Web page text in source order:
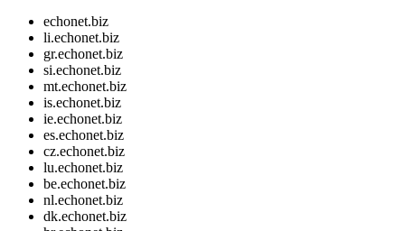
echonet.biz
li.echonet.biz
gr.echonet.biz
si.echonet.biz
mt.echonet.biz
is.echonet.biz
ie.echonet.biz
es.echonet.biz
cz.echonet.biz
lu.echonet.biz
be.echonet.biz
nl.echonet.biz
dk.echonet.biz